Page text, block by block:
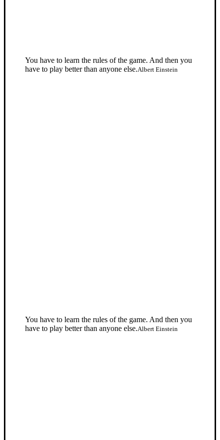
You have to learn the rules of the game. And then you
have to play better than anyone else.Albert Einstein
You have to learn the rules of the game. And then you
have to play better than anyone else.Albert Einstein